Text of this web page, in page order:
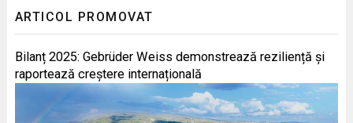
ARTICOL PROMOVAT
Bilanț 2025: Gebrüder Weiss demonstrează reziliență și
raportează creștere internațională